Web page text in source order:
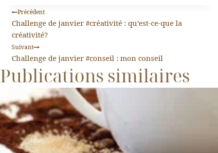
Précédent
Challenge de janvier #créativité : qu’est-ce-que la
créativité?
Suivant
Challenge de janvier #conseil : mon conseil
Publications similaires